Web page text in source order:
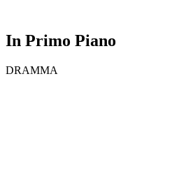
In Primo Piano
DRAMMA